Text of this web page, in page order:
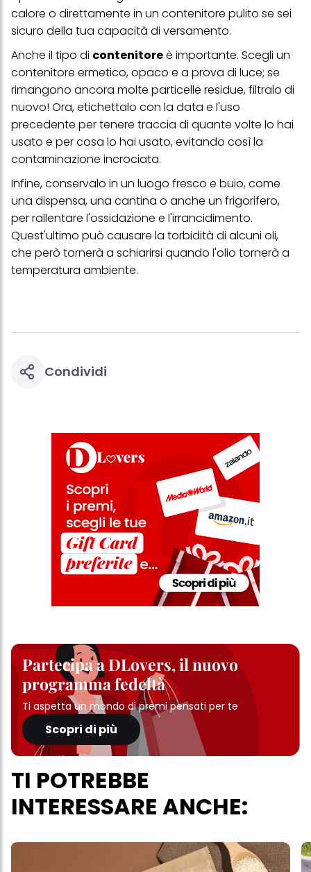
calore o direttamente in un contenitore pulito se sei
sicuro della tua capacità di versamento.
Anche il tipo di contenitoreè importante. Scegli un
contenitore ermetico, opaco e a prova di luce; se
rimangono ancora molte particelle residue, filtralo di
nuovo! Ora, etichettalo con la data e l'uso
precedente per tenere traccia di quante volte lo hai
usato e per cosa lo hai usato, evitando così la
contaminazione incrociata.
Infine, conservalo in un luogo fresco e buio, come
una dispensa, una cantina o anche un frigorifero,
per rallentare l'ossidazione e l'irrancidimento.
Quest'ultimo può causare la torbidità di alcuni oli,
che però tornerà a schiarirsi quando l'olio tornerà a
temperatura ambiente.
Condividi
Partecipa a DLovers, il nuovo
programma fedeltà
Ti aspetta un mondo di premi pensati per te
Scopri di più
TI POTREBBE
INTERESSARE ANCHE:
profili per scopi di marketing personalizzato, in particolare per
visualizzare annunci pubblicitari che potrebbero interessarti
(basati, ad esempio, sui tuoi interessi identificati) su questo sito
web e altri media (di terzi) tramite i dispositivi assegnati a te o
alla tua famiglia, nonché per misurare e ottimizzare il successo
delle campagne pubblicitarie.
Puoi trovare maggiori informazioni sul trattamento dei tuoi dati
nella nostra Informativa sulla protezione dei dati collegata nel piè
di pagina (Sezione "Cookie, Pixel, Impronte digitali e tecnologie
simili"). Puoi revocare il tuo consenso in qualsiasi momento con
effetto per il futuro disabilitando i cookie sul nostro sito web nella
sezione "Impostazioni cookie" collegata nel piè di pagina. Per
particolare sul loro periodo di conservazione, consultare le
informazioni dettagliate su ciascun cookie disponibili facendo
clic su "modifica" di seguito".
trattamento dei tuoi dati / sull'uso dei cookie e consentirli per uno o
più degli scopi sopra menzionati. Cliccando su "Accetta tutto",
acconsenti all'uso dei cookie e al trattamento dei tuoi dati
personali per tutte le finalità sopra indicate. Se fai clic su "Rifiuta",